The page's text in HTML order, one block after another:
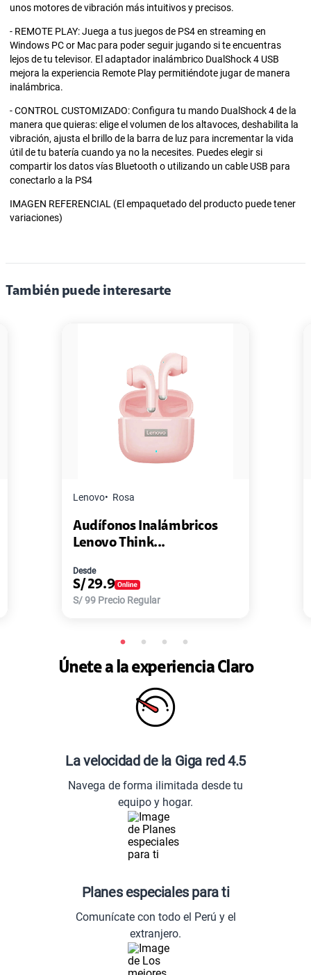
unos motores de vibración más intuitivos y precisos.
- REMOTE PLAY: Juega a tus juegos de PS4 en streaming en
Windows PC or Mac para poder seguir jugando si te encuentras
lejos de tu televisor. El adaptador inalámbrico DualShock 4 USB
mejora la experiencia Remote Play permitiéndote jugar de manera
inalámbrica.
- CONTROL CUSTOMIZADO: Configura tu mando DualShock 4 de la
manera que quieras: elige el volumen de los altavoces, deshabilita la
vibración, ajusta el brillo de la barra de luz para incrementar la vida
útil de tu batería cuando ya no la necesites. Puedes elegir si
compartir los datos vías Bluetooth o utilizando un cable USB para
conectarlo a la PS4
IMAGEN REFERENCIAL (El empaquetado del producto puede tener
variaciones)
También puede interesarte
Master G Negro
Pack de 2 Power Bank Mini
Master-G ...
Desde
S/ 77.9
S/168Precio Regular
Únete a la experiencia Claro
La velocidad de la Giga red 4.5
Navega de forma ilimitada desde tu
equipo y hogar.
Planes especiales para ti
Comunícate con todo el Perú y el
extranjero.